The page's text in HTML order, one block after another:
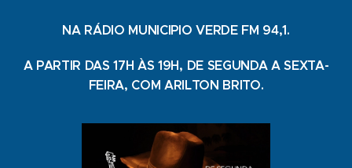
NA RÁDIO MUNICIPIO VERDE FM 94,1.
A PARTIR DAS 17H ÀS 19H, DE SEGUNDA A SEXTA-
FEIRA, COM ARILTON BRITO.